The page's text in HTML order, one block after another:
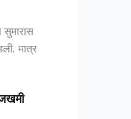
सुमारास
मात्र